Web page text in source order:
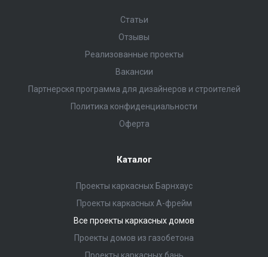
Статьи
Отзывы
Реализованные проекты
Вакансии
Партнерскя программа для дизайнеров и строителей
Политика конфиденциальности
Оферта
Каталог
Проекты каркасных Барнхаус
Проекты каркасных А-фрейм
Все проекты каркасных домов
Проекты домов из газобетона